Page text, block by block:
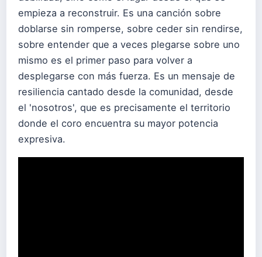
empieza a reconstruir. Es una canción sobre
doblarse sin romperse, sobre ceder sin rendirse,
sobre entender que a veces plegarse sobre uno
mismo es el primer paso para volver a
desplegarse con más fuerza. Es un mensaje de
resiliencia cantado desde la comunidad, desde
el 'nosotros', que es precisamente el territorio
donde el coro encuentra su mayor potencia
expresiva.